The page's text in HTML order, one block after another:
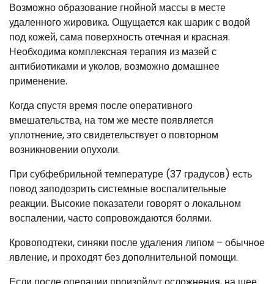
Возможно образование гнойной массы в месте
удаленного жировика. Ощущается как шарик с водой
под кожей, сама поверхность отечная и красная.
Необходима комплексная терапия из мазей с
антибиотиками и уколов, возможно домашнее
применение.
Когда спустя время после оперативного
вмешательства, на том же месте появляется
уплотнение, это свидетельствует о повторном
возникновении опухоли.
При субфебрильной температуре (37 градусов) есть
повод заподозрить системные воспалительные
реакции. Высокие показатели говорят о локальном
воспалении, часто сопровождаются болями.
Кровоподтеки, синяки после удаления липом – обычное
явление, и проходят без дополнительной помощи.